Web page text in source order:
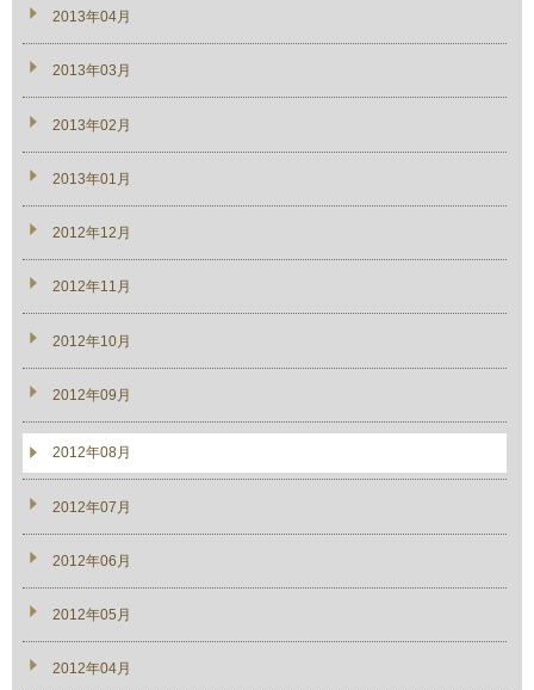
2013年04月
2013年03月
2013年02月
2013年01月
2012年12月
2012年11月
2012年10月
2012年09月
2012年08月
2012年07月
2012年06月
2012年05月
2012年04月